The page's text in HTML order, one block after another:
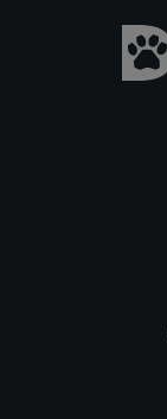
Fidelidade Loyalty
Fidelidade Pet